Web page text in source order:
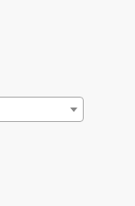
眾
4原則